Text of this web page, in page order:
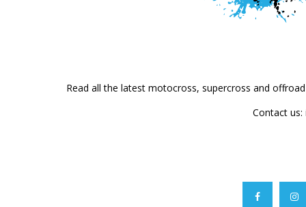
Read all the latest motocross, supercross and
Contact us: